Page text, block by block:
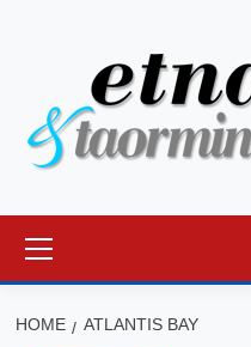
principale
HOME ATLANTIS BAY